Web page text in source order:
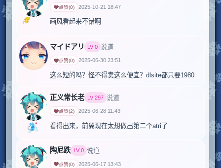
点赞(0) 2025-10-21 18:47
画风看起来不错啊
マイドアリ LV0 说道
点赞(0) 2025-06-30 23:51
这么短的吗？怪不得卖这么便宜？dlsite都只要1980
正义常长老 LV297 说道
点赞(2) 2025-06-28 11:43
看得出来，前翼现在太想做出第二个atri了
陶尼跌 LV0 说道
点赞(0) 2025-06-17 13:43